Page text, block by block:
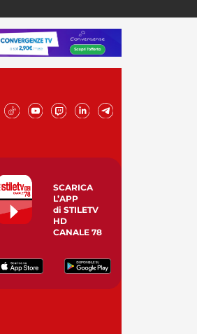
SCARICA
L’APP
di STILETV
HD
CANALE 78